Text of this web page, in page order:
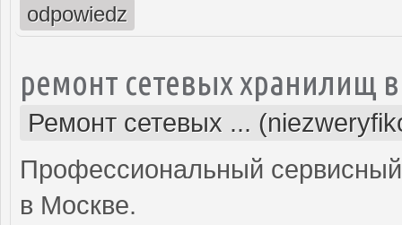
odpowiedz
ремонт сетевых хранилищ
Ремонт сетевых ...
Профессиональный
в Москве.